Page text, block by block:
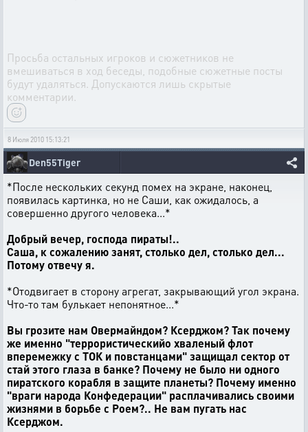
Просьба остальных игроков и сюжетников не
вмешиваться в ход беседы, подобные сюжетные посты
будут удаляться. Допускаются лишь скрытые
комментарии.
8 Июля 2010 15:13:21
Den55Tiger
*После нескольких секунд помех на экране, наконец,
появилась картинка, но не Саши, как ожидалось, а
совершенно другого человека...*
Добрый вечер, господа пираты!..
Саша, к сожалению занят, столько дел, столько дел...
Потому отвечу я.
*Отодвигает в сторону агрегат, закрывающий угол экрана.
Что-то там булькает непонятное...*
Вы грозите нам Овермайндом? Ксерджом? Так почему
же именно "террористическийо хваленый флот
вперемежку с ТОК и повстанцами" защищал сектор от
стай этого глаза в банке? Почему не было ни одного
пиратского корабля в защите планеты? Почему именно
"враги народа Конфедерации" расплачивались своими
жизнями в борьбе с Роем?.. Не вам пугать нас
Ксерджом.